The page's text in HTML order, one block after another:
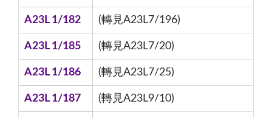
A23L 1/182 (轉見A23L7/196)
A23L 1/185 (轉見A23L7/20)
A23L 1/186 (轉見A23L7/25)
A23L 1/187 (轉見A23L9/10)